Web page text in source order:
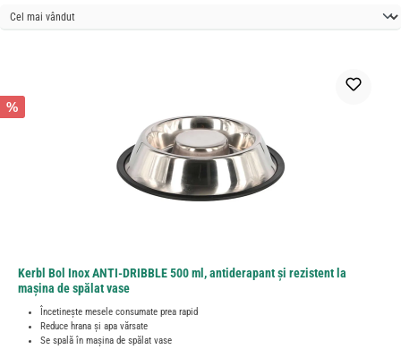
%
Kerbl Bol Inox ANTI-DRIBBLE 500 ml, antiderapant și rezistent la
maşina de spălat vase
Încetinește mesele consumate prea rapid
Reduce hrana și apa vărsate
Se spală în maşina de spălat vase